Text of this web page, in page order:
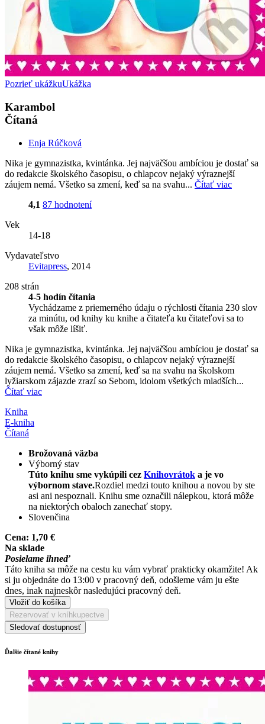
Pozrieť ukážkuUkážka
Karambol
Čítaná
Enja Rúčková
Nika je gymnazistka, kvintánka. Jej najväčšou ambíciou je dostať sa
do redakcie školského časopisu, o chlapcov nejaký výraznejší
záujem nemá. Všetko sa zmení, keď sa na svahu... Čítať viac
4,1 87 hodnotení
Vek
14-18
Vydavateľstvo
Evitapress, 2014
208 strán
4-5 hodín čítania
Vychádzame z priemerného údaju o rýchlosti čítania 230 slov
za minútu, od knihy ku knihe a čitateľa ku čitateľovi sa to
však môže líšiť.
Nika je gymnazistka, kvintánka. Jej najväčšou ambíciou je dostať sa
do redakcie školského časopisu, o chlapcov nejaký výraznejší
záujem nemá. Všetko sa zmení, keď sa na svahu na školskom
lyžiarskom zájazde zrazí so Sebom, idolom všetkých mladších...
Čítať viac
Kniha
E-kniha
Čítaná
Brožovaná väzba
Výborný stav
Túto knihu sme vykúpili cez Knihovrátok a je vo
výbornom stave.Rozdiel medzi touto knihou a novou by ste
asi ani nespoznali. Knihu sme označili nálepkou, ktorá môže
na niektorých obaloch zanechať stopy.
Slovenčina
Cena: 1,70 €
Na sklade
Posielame ihneď
Táto kniha sa môže na cestu ku vám vybrať prakticky okamžite! Ak
si ju objednáte do 13:00 v pracovný deň, odošleme vám ju ešte
dnes, inak najneskôr nasledujúci pracovný deň.
Vložiť do košíka
Rezervovať v kníhkupectve
Sledovať dostupnosť
Ďalšie čítané knihy